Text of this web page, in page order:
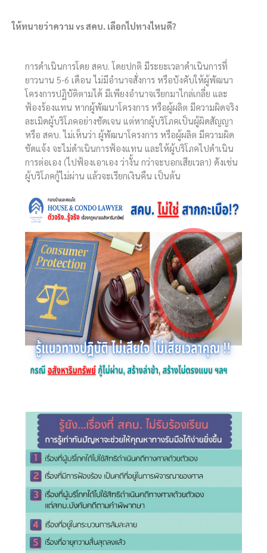
ให้ทนายว่าความ vs สคบ. เลือกไปทางไหนดี?
การดำเนินการโดย สคบ. โดยปกติ มีระยะเวลาดำเนินการที่
ยาวนาน 5-6 เดือน ไม่มีอำนาจสั่งการ หรือบังคับให้ผู้พัฒนา
โครงการปฏิบัติตามได้ มีเพียงอำนาจเรียกมาไกล่เกลี่ย และ
ฟ้องร้องแทน หากผู้พัฒนาโครงการ หรือผู้ผลิต มีความผิดจริง
ละเมิดผู้บริโภคอย่างชัดเจน แต่หากผู้บริโภคเป็นผู้ผิดสัญญา
หรือ สคบ. ไม่เห็นว่า ผู้พัฒนาโครงการ หรือผู้ผลิต มีความผิด
ชัดแจ้ง จะไม่ดำเนินการฟ้องแทน และให้ผู้บริโภคไปดำเนิน
การต่อเอง (ไปฟ้องเอาเอง ว่างั้น กว่าจะบอกเสียเวลา) ดังเช่น
ผู้บริโภคกู้ไม่ผ่าน แล้วจะเรียกเงินคืน เป็นต้น